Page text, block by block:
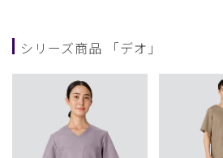
シリーズ商品 「デオ」